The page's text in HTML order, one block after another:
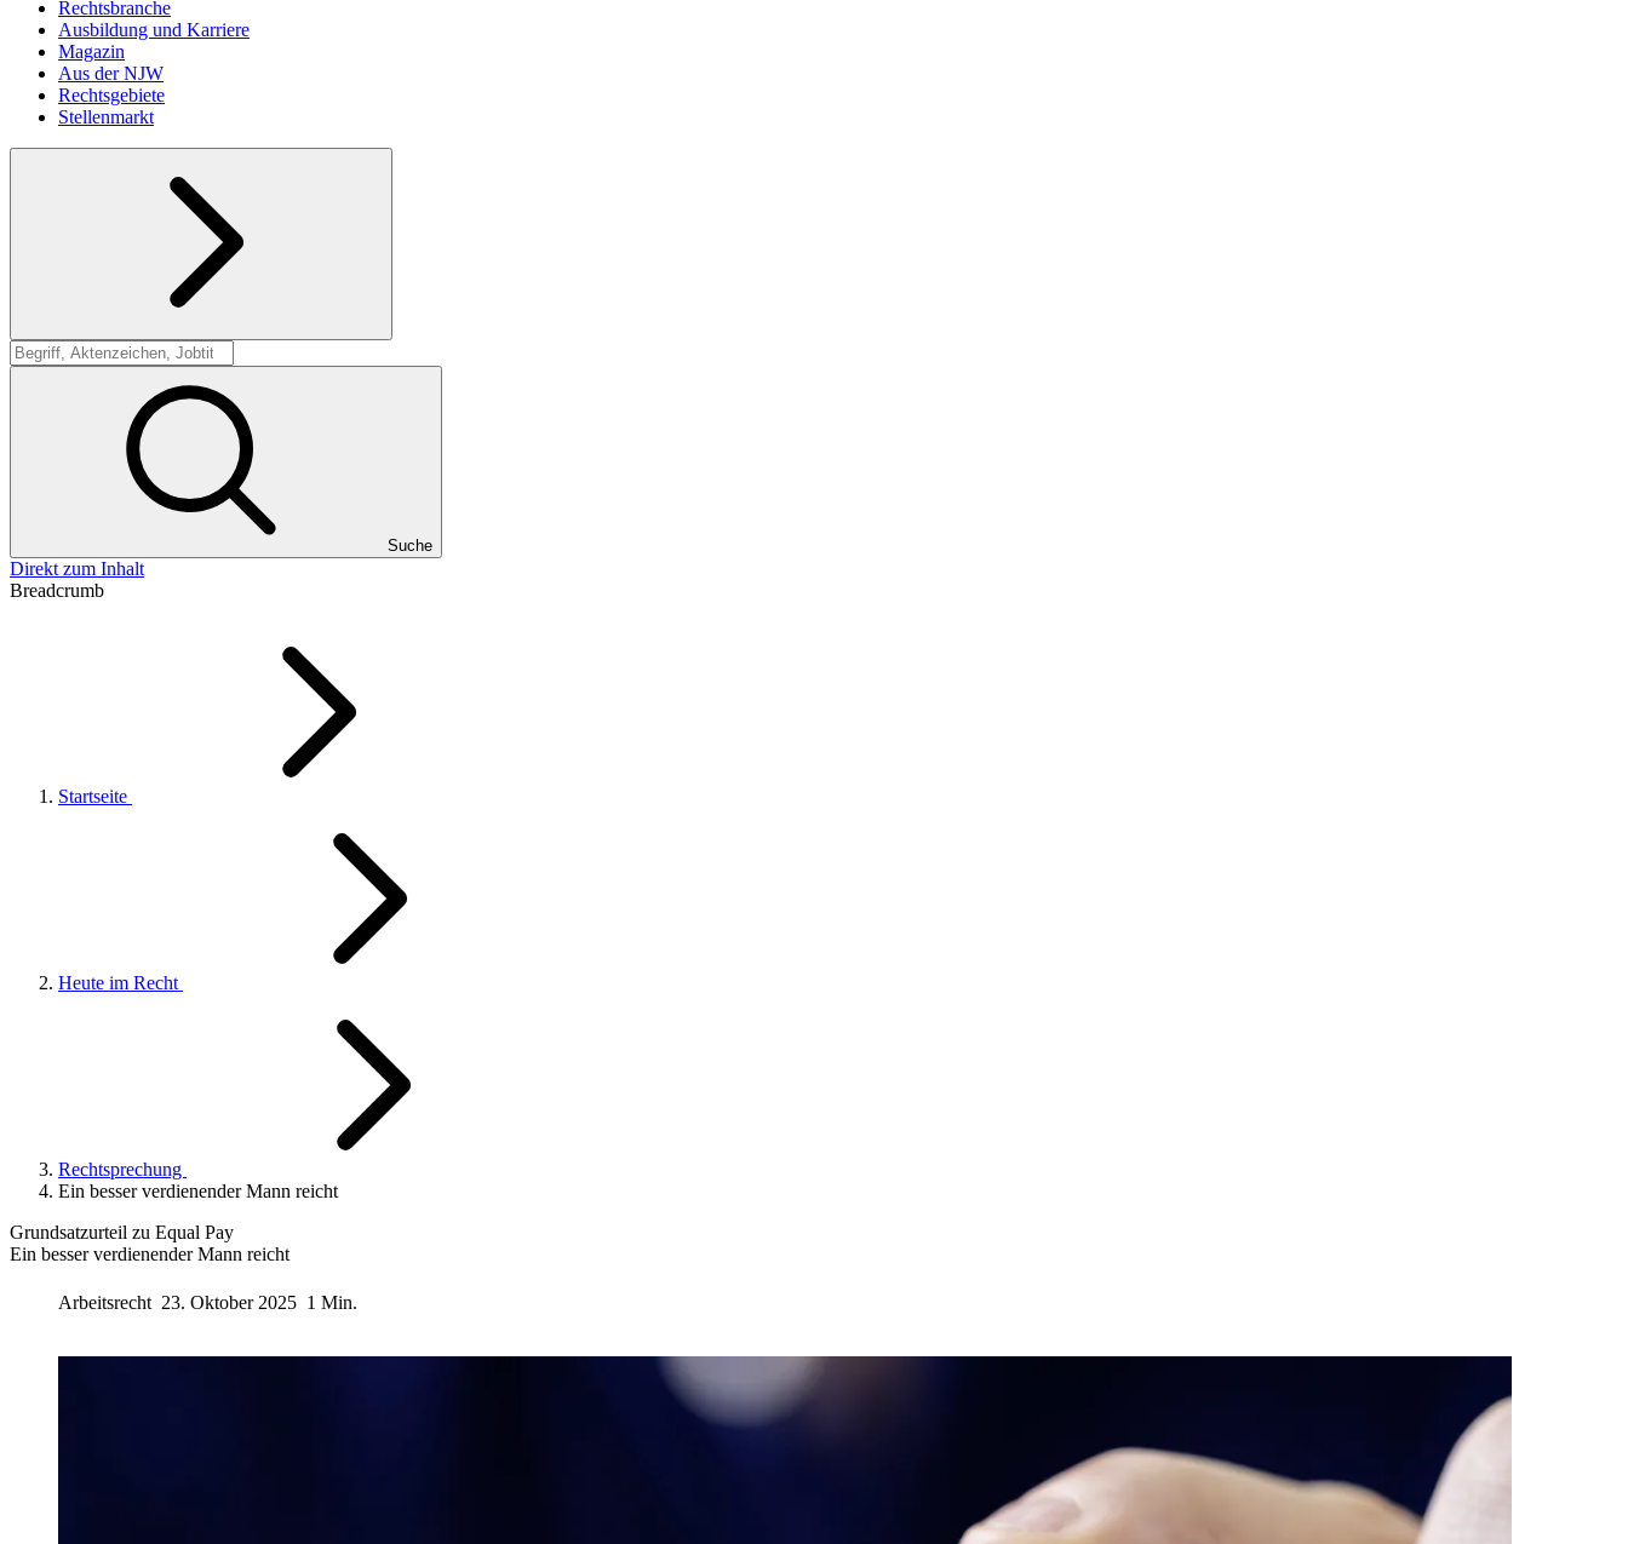
Rechtsbranche
Ausbildung und Karriere
Magazin
Aus der NJW
Rechtsgebiete
Stellenmarkt
Suche
Suche
Direkt zum Inhalt
Breadcrumb
Startseite
Heute im Recht
Rechtsprechung
Ein besser verdienender Mann reicht
Grundsatzurteil zu Equal Pay
Ein besser verdienender Mann reicht
Arbeitsrecht 23. Oktober 2025 1 Min.